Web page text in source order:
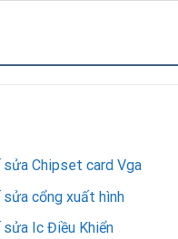
màn hình. Để an tâm
độ bảo hành rõ ràng,
sửa Chipset card Vga
sửa cổng xuất hình
Ic Điều Khiển